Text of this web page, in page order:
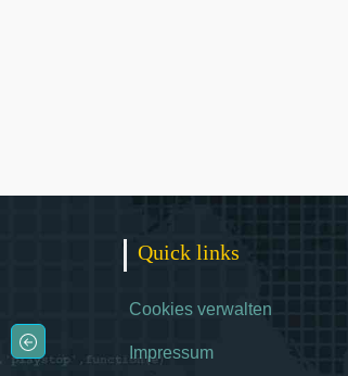
Quick links
Cookies verwalten
Impressum